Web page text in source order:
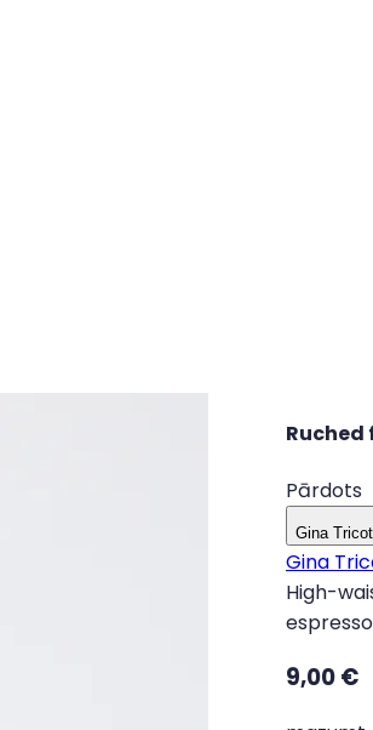
Pārdots
Gina Tricot
Gina
High-
9,00 €